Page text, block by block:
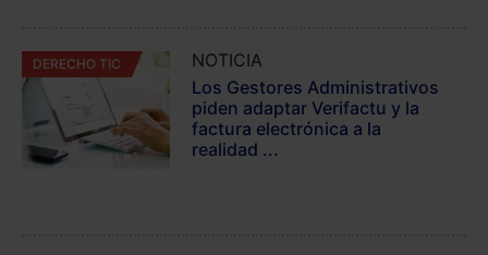
DERECHO TIC
NOTICIA
Los Gestores Administrativos
piden adaptar Verifactu y la
factura electrónica a la
realidad ...